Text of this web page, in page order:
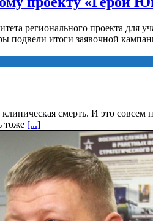
регионального проекта
итоги заявочной
смерть. И это
тоже [...]